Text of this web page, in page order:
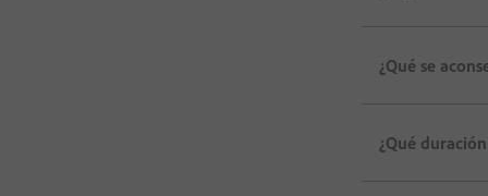
¿Qué se
¿Qué